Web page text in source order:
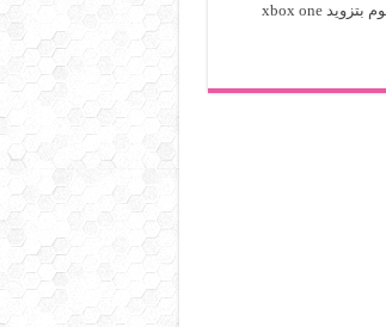
مايكروسوفت تقوم بتزويد xbox one